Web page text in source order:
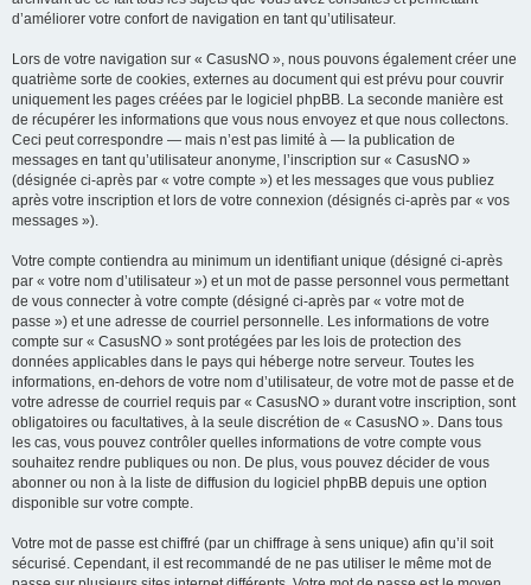
d’améliorer votre confort de navigation en tant qu’utilisateur.
Lors de votre navigation sur « CasusNO », nous pouvons également créer une
quatrième sorte de cookies, externes au document qui est prévu pour couvrir
uniquement les pages créées par le logiciel phpBB. La seconde manière est
de récupérer les informations que vous nous envoyez et que nous collectons.
Ceci peut correspondre — mais n’est pas limité à — la publication de
messages en tant qu’utilisateur anonyme, l’inscription sur « CasusNO »
(désignée ci-après par « votre compte ») et les messages que vous publiez
après votre inscription et lors de votre connexion (désignés ci-après par « vos
messages »).
Votre compte contiendra au minimum un identifiant unique (désigné ci-après
par « votre nom d’utilisateur ») et un mot de passe personnel vous permettant
de vous connecter à votre compte (désigné ci-après par « votre mot de
passe ») et une adresse de courriel personnelle. Les informations de votre
compte sur « CasusNO » sont protégées par les lois de protection des
données applicables dans le pays qui héberge notre serveur. Toutes les
informations, en-dehors de votre nom d’utilisateur, de votre mot de passe et de
votre adresse de courriel requis par « CasusNO » durant votre inscription, sont
obligatoires ou facultatives, à la seule discrétion de « CasusNO ». Dans tous
les cas, vous pouvez contrôler quelles informations de votre compte vous
souhaitez rendre publiques ou non. De plus, vous pouvez décider de vous
abonner ou non à la liste de diffusion du logiciel phpBB depuis une option
disponible sur votre compte.
Votre mot de passe est chiffré (par un chiffrage à sens unique) afin qu’il soit
sécurisé. Cependant, il est recommandé de ne pas utiliser le même mot de